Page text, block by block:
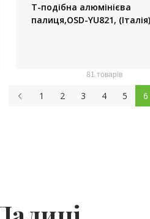
Т-подібна алюмінієва
палиця,OSD-YU821, (Італія)
81 товарів
1 2 3 4 5 6